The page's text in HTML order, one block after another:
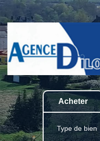
Acheter
Type de bien